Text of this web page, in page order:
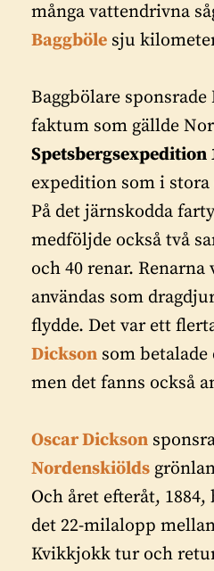
många vattendrivna
Baggböle sju
Baggbölare
faktum som gällde
Spetsbergsexpedition
expedition som i stora
På det järnskodda
medföljde också två
och 40 renar.
användas som
flydde. Det var ett
Dickson som
men det fanns också
Oscar Dickson
Nordenskiölds
Och året efteråt,
det 22-milalopp
Kvikkjokk tur och